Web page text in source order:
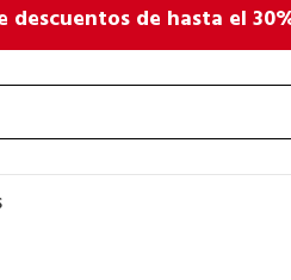
descuentos de hasta el